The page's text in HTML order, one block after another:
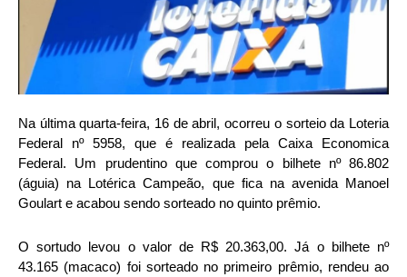
Na última quarta-feira, 16 de abril, ocorreu o sorteio da Loteria
Federal nº 5958, que é realizada pela Caixa Economica
Federal. Um prudentino que comprou o bilhete nº 86.802
(águia) na Lotérica Campeão, que fica na avenida Manoel
Goulart e acabou sendo sorteado no quinto prêmio.
O sortudo levou o valor de R$ 20.363,00. Já o bilhete nº
43.165 (macaco) foi sorteado no primeiro prêmio, rendeu ao